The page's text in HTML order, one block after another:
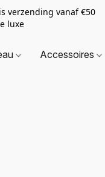
verzending vanaf €50
luxe
Accessoires